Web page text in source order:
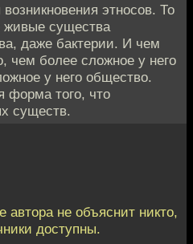
этносов. То
живые существа
даже бактерии. И чем
чем более сложное у него
у него общество.
форма того, что
существ.
не объяснит никто,
доступны.